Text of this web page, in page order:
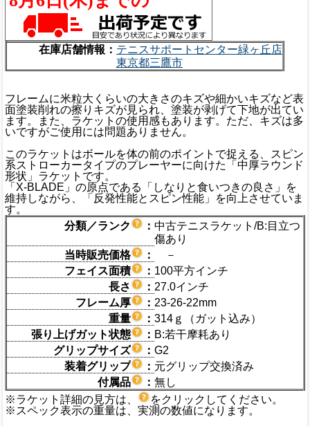
在庫店舗情報： テニスサポートセンター緑ヶ丘店
東京都三鷹市
フレームに米粒大くらいの大きさのキズや細かいキズなど表
面塗装削れの擦りキズが見られ、塗装が剥げて下地が出てい
ます。また、ラケットの使用感もあります。ただ、キズは多
いですがご使用には問題ありません。
このラケットはボールを体の前のポイントで捉える、スピン
系ストローカータイプのプレーヤーに向けた「中厚ラウンド
形状」ラケットです。
「X-BLADE」の原点である「しなりと食いつきの良さ」を
維持しながら、「反発性能とスピン性能」を向上させていま
す。
分類／ランク
： 中古テニスラケット/B:目立つ
傷あり
当時販売価格
：
－
フェイス面積
： 100平方インチ
長さ
： 27.0インチ
フレーム厚
： 23-26-22mm
重量
： 314ｇ（ガット込み）
張り上げガット状態
： B:若干摩耗あり
グリップサイズ
： G2
装着グリップ
： 元グリップ交換済み
付属品
： 無し
※ラケット詳細の見方は、
をクリックしてください。
※スペック表示の重量は、実測の数値になります。